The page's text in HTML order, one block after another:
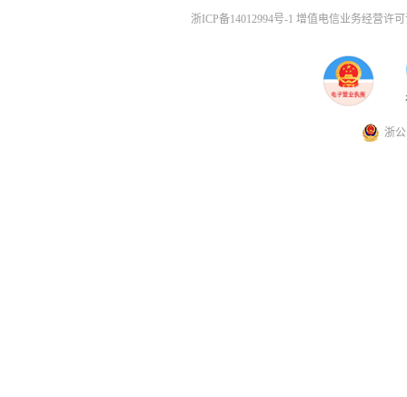
浙ICP备14012994号-1 增值电信业务经营许
浙公